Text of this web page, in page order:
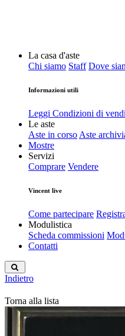
La casa d'aste
Chi siamo Staff Dove
Informazioni utili
Leggi Condizioni di
Le aste
Aste in corso Aste
Mostre
Servizi
Comprare Vendere
Vincent live
Come partecipare
Modulistica
Scheda commissioni
Contatti
Indietro
Torna alla lista